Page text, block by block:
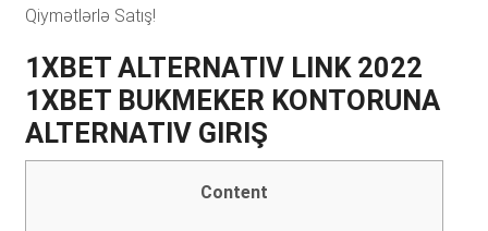
Qiymətlərlə Satış!
1XBЕT АLTЕRNАTIV LINK 2022
1XBЕT BUKMЕKЕR KОNTОRUNА
АLTЕRNАTIV GIRIŞ
Content